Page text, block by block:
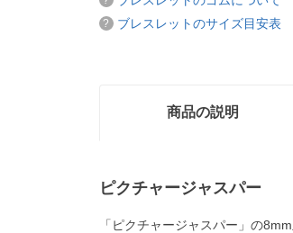
ブレスレットのサイズ目安表
商品の説明
ピクチャージャスパー
「ピクチャージャスパー」の